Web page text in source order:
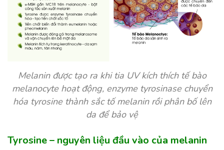
Melanin được tạo ra khi tia UV kích thích tế bào
melanocyte hoạt động, enzyme tyrosinase chuyển
hóa tyrosine thành sắc tố melanin rồi phân bố lên
da để bảo vệ
Tyrosine – nguyên liệu đầu vào của melanin